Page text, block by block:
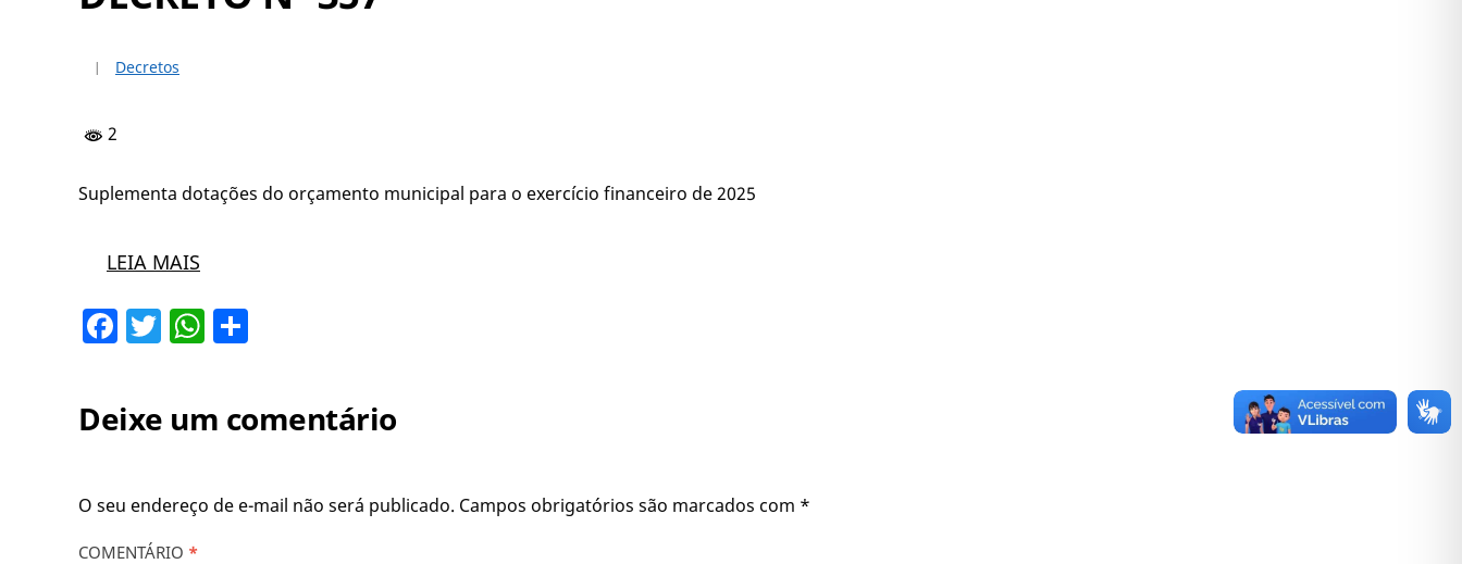
Decretos
2
Suplementa dotações do orçamento municipal para o exercício financeiro de 2025
LEIA MAIS
Facebook
TwitterWhatsApp
Deixe um comentário
O seu endereço de e-mail não será publicado. Campos obrigatórios são marcados com *
COMENTÁRIO *